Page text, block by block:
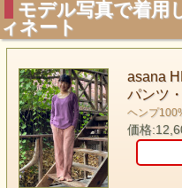
モデル写真で着用
ィネート
asana
パンツ
ヘンプ
価格